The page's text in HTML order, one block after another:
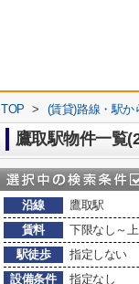
TOP > (賃貸)路線・駅か
鷹取駅物件一覧
沿線
鷹取駅
賃料
下限なし～
駅徒歩
指定しない
設備条件
指定なし